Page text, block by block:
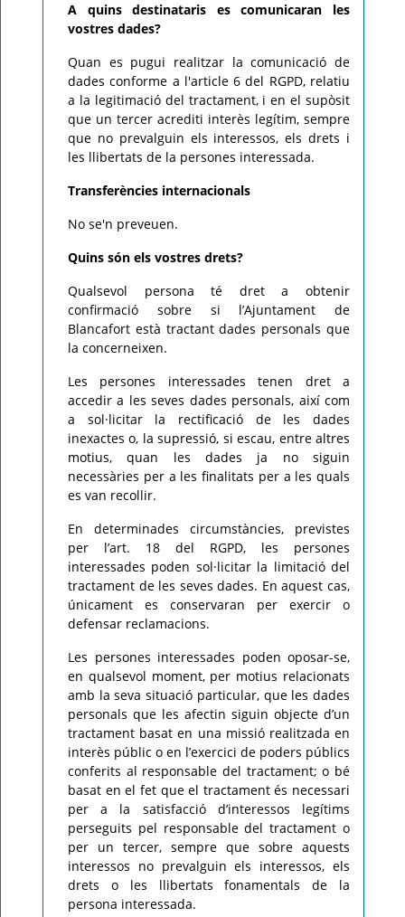
A quins destinataris es comunicaran les
vostres dades?
Quan es pugui realitzar la comunicació de
dades conforme a l'article 6 del RGPD, relatiu
a la legitimació del tractament, i en el supòsit
que un tercer acrediti interès legítim, sempre
que no prevalguin els interessos, els drets i
les llibertats de la persones interessada.
Transferències internacionals
No se'n preveuen.
Quins són els vostres drets?
Qualsevol persona té dret a obtenir
confirmació sobre si l’Ajuntament de
Blancafort està tractant dades personals que
la concerneixen.
Les persones interessades tenen dret a
accedir a les seves dades personals, així com
a sol·licitar la rectificació de les dades
inexactes o, la supressió, si escau, entre altres
motius, quan les dades ja no siguin
necessàries per a les finalitats per a les quals
es van recollir.
En determinades circumstàncies, previstes
per l’art. 18 del RGPD, les persones
interessades poden sol·licitar la limitació del
tractament de les seves dades. En aquest cas,
únicament es conservaran per exercir o
defensar reclamacions.
Les persones interessades poden oposar-se,
en qualsevol moment, per motius relacionats
amb la seva situació particular, que les dades
personals que les afectin siguin objecte d’un
tractament basat en una missió realitzada en
interès públic o en l’exercici de poders públics
conferits al responsable del tractament; o bé
basat en el fet que el tractament és necessari
per a la satisfacció d’interessos legítims
perseguits pel responsable del tractament o
per un tercer, sempre que sobre aquests
interessos no prevalguin els interessos, els
drets o les llibertats fonamentals de la
persona interessada.